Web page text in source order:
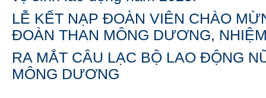
LỄ KẾT NẠP ĐOÀN VIÊN CHÀO
ĐOÀN THAN MÔNG DƯƠNG,
RA MẮT CÂU LẠC BỘ LAO ĐỘNG
MÔNG DƯƠNG